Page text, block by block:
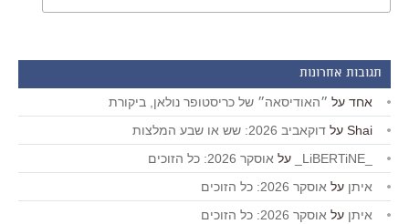
תגובות אחרונות
אחד על ״האודיסאה״ של כריסטופר נולאן, ביקורת
Shai על דוקאביב 2026: שש או שבע המלצות
על אוסקר 2026: כל הזוכים
איתן על אוסקר 2026: כל הזוכים
איתן על אוסקר 2026: כל הזוכים